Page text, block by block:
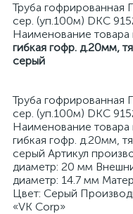
Труба гофрированная
сер. (уп.100м) DKC
Наименование товара
гибкая гофр. д.20мм,
серый
Труба гофрированная
сер. (уп.100м) DKC
Наименование товара
гибкая гофр. д.20мм,
серый Артикул
диаметр: 20 мм
диаметр: 14.7 мм
Цвет: Серый
«VK Corp»